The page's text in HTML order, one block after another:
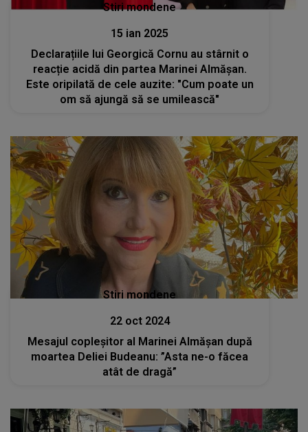
Stiri mondene
15 ian 2025
Declarațiile lui Georgică Cornu au stârnit o
reacție acidă din partea Marinei Almășan.
Este oripilată de cele auzite: "Cum poate un
om să ajungă să se umilească"
Stiri mondene
22 oct 2024
Mesajul copleșitor al Marinei Almășan după
moartea Deliei Budeanu: ”Asta ne-o făcea
atât de dragă”